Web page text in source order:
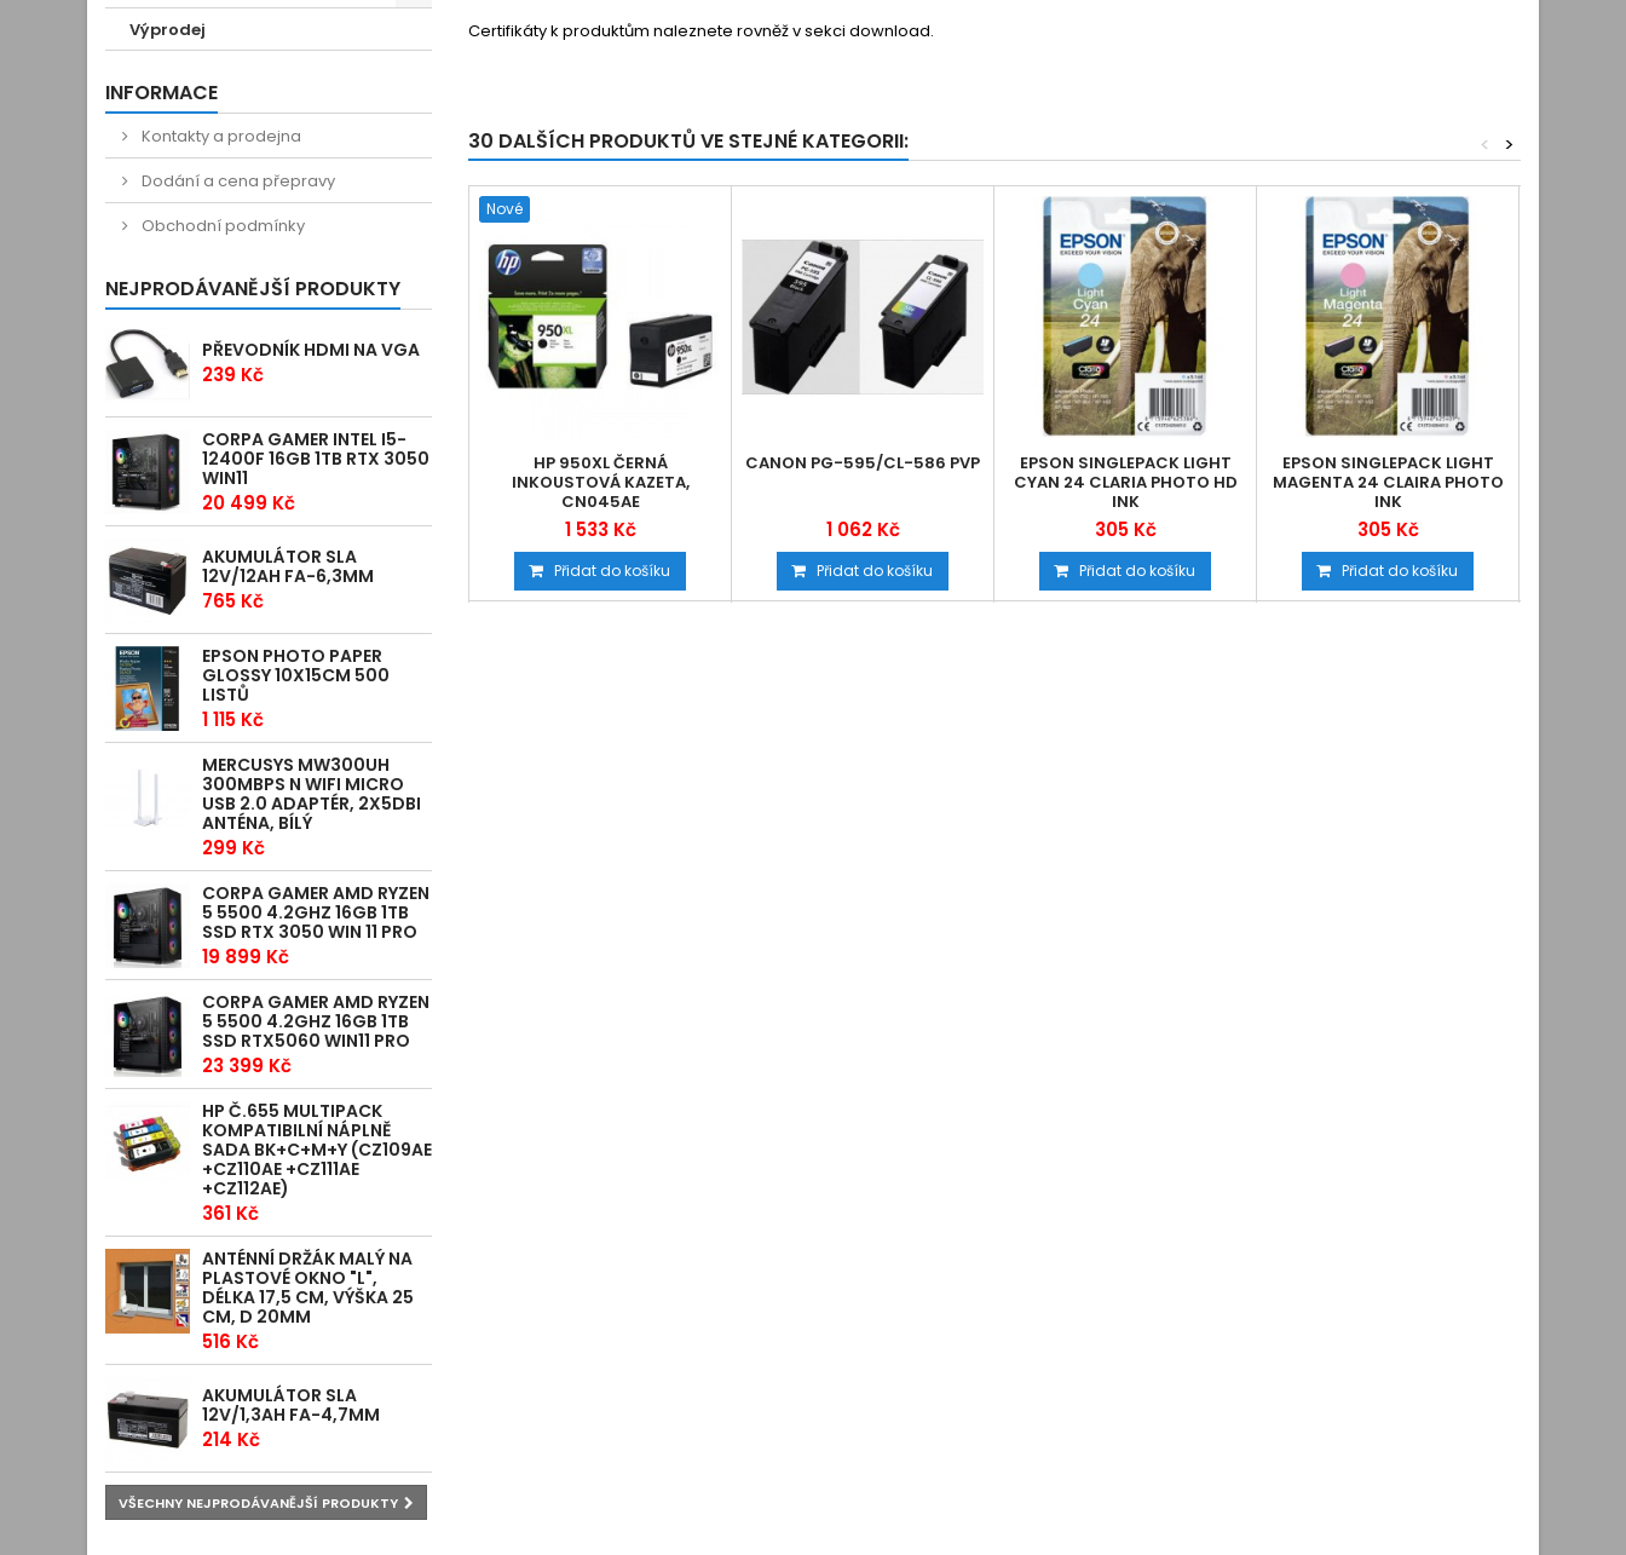
Výprodej
INFORMACE
Kontakty a prodejna
Dodání a cena přepravy
Obchodní podmínky
NEJPRODÁVANĚJŠÍ PRODUKTY
PŘEVODNÍK HDMI NA VGA
239 Kč
CORPA GAMER INTEL I5-
12400F 16GB 1TB RTX 3050
WIN11
20 499 Kč
AKUMULÁTOR SLA
12V/12AH FA-6,3MM
765 Kč
EPSON PHOTO PAPER
GLOSSY 10X15CM 500
LISTŮ
1 115 Kč
MERCUSYS MW300UH
300MBPS N WIFI MICRO
USB 2.0 ADAPTÉR, 2X5DBI
ANTÉNA, BÍLÝ
299 Kč
CORPA GAMER AMD RYZEN
5 5500 4.2GHZ 16GB 1TB
SSD RTX 3050 WIN 11 PRO
19 899 Kč
CORPA GAMER AMD RYZEN
5 5500 4.2GHZ 16GB 1TB
SSD RTX5060 WIN11 PRO
23 399 Kč
HP Č.655 MULTIPACK
KOMPATIBILNÍ NÁPLNĚ
SADA BK+C+M+Y (CZ109AE
+CZ110AE +CZ111AE
+CZ112AE)
361 Kč
ANTÉNNÍ DRŽÁK MALÝ NA
PLASTOVÉ OKNO "L",
DÉLKA 17,5 CM, VÝŠKA 25
CM, D 20MM
516 Kč
AKUMULÁTOR SLA
12V/1,3AH FA-4,7MM
214 Kč
VŠECHNY NEJPRODÁVANĚJŠÍ PRODUKTY
Certifikáty k produktům naleznete rovněž v sekci download.
30 DALŠÍCH PRODUKTŮ VE STEJNÉ KATEGORII: >
<
Nové
HP 950XL ČERNÁ
INKOUSTOVÁ KAZETA,
CN045AE
1 533 Kč
Přidat do košíku
CANON PG-595/CL-586 PVP
1 062 Kč
Přidat do košíku
EPSON SINGLEPACK LIGHT
CYAN 24 CLARIA PHOTO HD
INK
305 Kč
Přidat do košíku
EPSON SINGLEPACK LIGHT
MAGENTA 24 CLAIRA PHOTO
INK
305 Kč
Přidat do košíku